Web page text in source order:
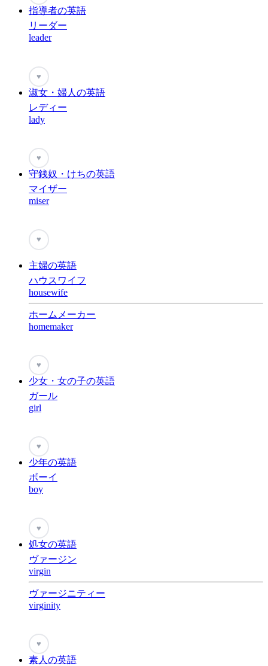
指導者の英語
リーダー
leader
♥
淑女・婦人の英語
レディー
lady
♥
守銭奴・けちの英語
マイザー
miser
♥
主婦の英語
ハウスワイフ
housewife
ホームメーカー
homemaker
♥
少女・女の子の英語
ガール
girl
♥
少年の英語
ボーイ
boy
♥
処女の英語
ヴァージン
virgin
ヴァージニティー
virginity
♥
素人の英語